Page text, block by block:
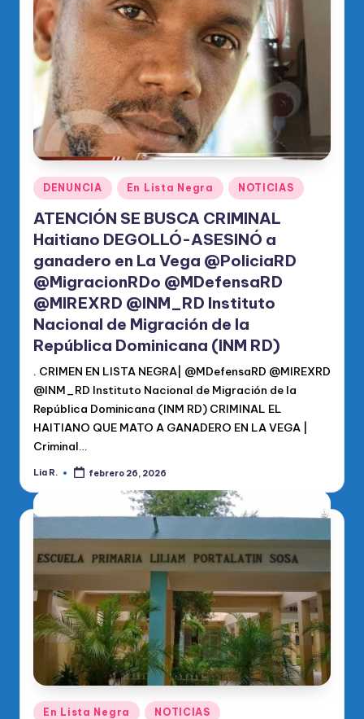
di
c
o
fi
ci
al
d
el
P
R
M
Publicado
en
DENUNCIA En Lista Negra NOTICIAS
ATENCIÓN SE BUSCA CRIMINAL
Haitiano DEGOLLÓ-ASESlNÓ a
ganadero en La Vega @PoliciaRD
@MigracionRDo @MDefensaRD
@MIREXRD @INM_RD Instituto
Nacional de Migración de la
República Dominicana (INM RD)
. CRIMEN EN LISTA NEGRA| @MDefensaRD @MIREXRD
@INM_RD Instituto Nacional de Migración de la
República Dominicana (INM RD) CRIMINAL EL
HAITIANO QUE MATO A GANADERO EN LA VEGA |
Criminal…
Publicado
Lia R. febrero 26, 2026
Publicado
En Lista Negra NOTICIAS